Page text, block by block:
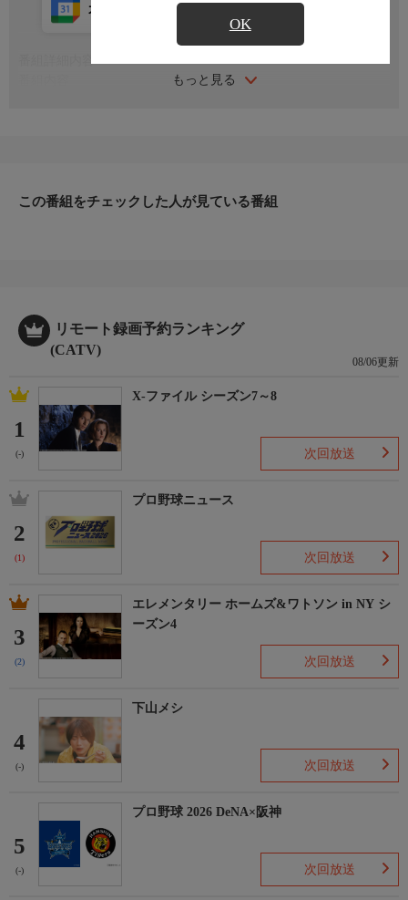
OK
もっと見る
カレンダー登録 アプリ視聴
この番組をチェックした人が見ている番組
リモート録画予約ランキング
(CATV)
08/06更新
1
(-)
X-ファイル シーズン7～8
次回放送
2
(1)
プロ野球ニュース
次回放送
3
(2)
エレメンタリー ホームズ&ワトソン in NY シ
ーズン4
次回放送
4
(-)
下山メシ
次回放送
5
(-)
プロ野球 2026 DeNA×阪神
次回放送